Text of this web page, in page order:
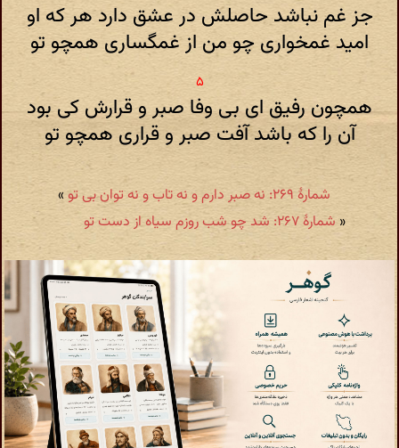
جز غم نباشد حاصلش در عشق دارد هر که او
امید غمخواری چو من از غمگساری همچو تو
همچون رفیق ای بی وفا صبر و قرارش کی بود
آن را که باشد آفت صبر و قراری همچو تو
شمارهٔ ۲۶۹: نه صبر دارم و نه تاب و نه توان بی تو
»
« شمارهٔ ۲۶۷: شد چو شب روزم سیاه از دست تو